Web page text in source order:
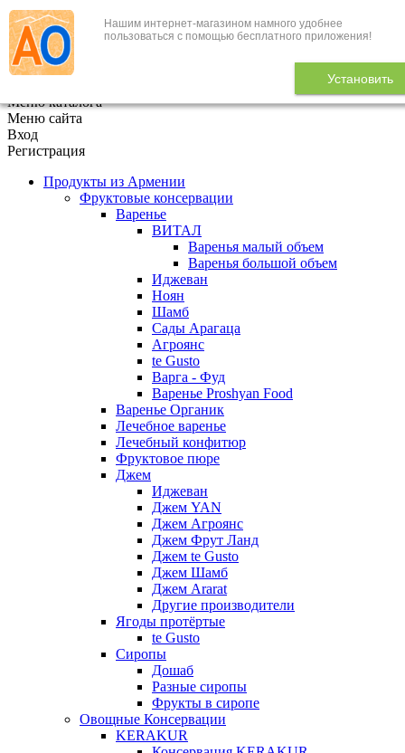
Нашим интернет-магазином намного удобнее
пользоваться с помощью бесплатного приложения!
Установить
+7 (495) 646-888-1
В корзине 0
Меню каталога
Меню сайта
Вход
Регистрация
Продукты из Армении
Фруктовые консервации
Варенье
ВИТАЛ
Варенья малый объем
Варенья большой объем
Иджеван
Ноян
Шамб
Сады Арагаца
Агроянс
te Gusto
Варга - Фуд
Варенье Proshyan Food
Варенье Органик
Лечебное варенье
Лечебный конфитюр
Фруктовое пюре
Джем
Иджеван
Джем YAN
Джем Агроянс
Джем Фрут Ланд
Джем te Gusto
Джем Шамб
Джем Ararat
Другие производители
Ягоды протёртые
te Gusto
Сиропы
Дошаб
Разные сиропы
Фрукты в сиропе
Овощные Консервации
KERAKUR